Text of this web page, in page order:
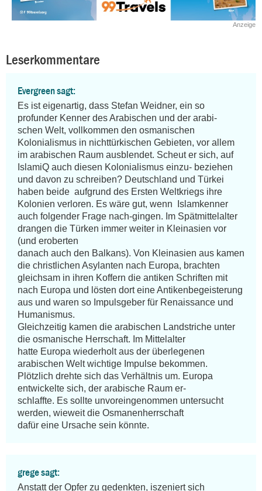
Anzeige
Leserkommentare
Evergreen sagt:
Es ist eigenartig, dass Stefan Weidner, ein so
profunder Kenner des Arabischen und der arabi-
schen Welt, vollkommen den osmanischen
Kolonialismus in nichttürkischen Gebieten, vor allem
im arabischen Raum ausblendet. Scheut er sich, auf
IslamiQ auch diesen Kolonialismus einzu- beziehen
und davon zu schreiben? Deutschland und Türkei
haben beide  aufgrund des Ersten Weltkriegs ihre
Kolonien verloren. Es wäre gut, wenn  Islamkenner
auch folgender Frage nach-gingen. Im Spätmittelalter
drangen die Türken immer weiter in Kleinasien vor
(und eroberten
danach auch den Balkans). Von Kleinasien aus kamen
die christlichen Asylanten nach Europa, brachten
gleichsam in ihren Koffern die antiken Schriften mit
nach Europa und lösten dort eine Antikenbegeisterung
aus und waren so Impulsgeber für Renaissance und
Humanismus.
Gleichzeitig kamen die arabischen Landstriche unter
die osmanische Herrschaft. Im Mittelalter
hatte Europa wiederholt aus der überlegenen
arabischen Welt wichtige Impulse bekommen.
Plötzlich drehte sich das Verhältnis um. Europa
entwickelte sich, der arabische Raum er-
schlaffte. Es sollte unvoreingenommen untersucht
werden, wieweit die Osmanenherrschaft
dafür eine Ursache sein könnte.
grege sagt:
Anstatt der Opfer zu gedenkten, iszeniert sich